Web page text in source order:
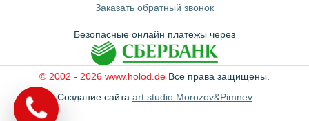
Заказать обратный звонок
Безопасные онлайн платежы через
© 2002 - 2026 www.holod.de Все права защищены.
Создание сайта art studio Morozov&Pimnev